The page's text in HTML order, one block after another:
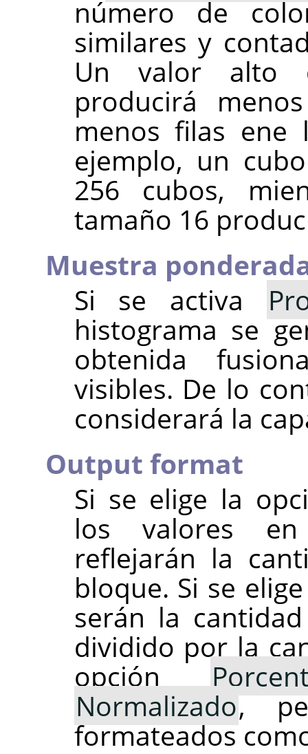
número de
similares y
Un valor alto
producirá
menos filas ene
ejemplo, un
256 cubos,
tamaño 16
Muestra
Si se activa
histograma se
obtenida
visibles. De lo
considerará la
Output format
Si se elige la
los valores
reflejarán la
bloque. Si se
serán la
dividido por la
opción
Normalizado,
formateados